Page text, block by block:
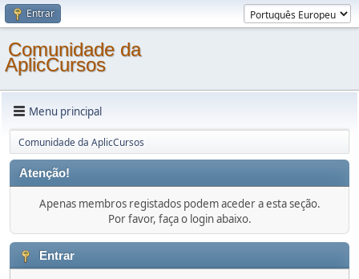
Entrar
Comunidade da
AplicCursos
Menu principal
Comunidade da AplicCursos
Atenção!
Apenas membros registados podem aceder a esta seção.
Por favor, faça o login abaixo.
Entrar